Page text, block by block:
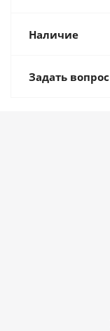
Наличие
Задать вопрос